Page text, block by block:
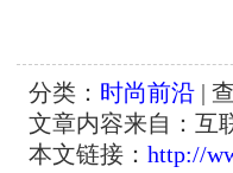
分类： 时尚前沿|
文章内容来自：互
本文链接： http://